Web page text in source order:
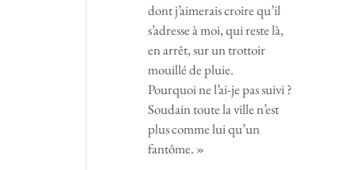
dont j’aimerais croire qu’il
s’adresse à moi, qui reste là,
en arrêt, sur un trottoir
mouillé de pluie.
Pourquoi ne l’ai-je pas suivi ?
Soudain toute la ville n’est
plus comme lui qu’un
fantôme. »